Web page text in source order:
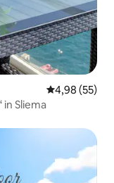
4,98 (55)
in Sliema